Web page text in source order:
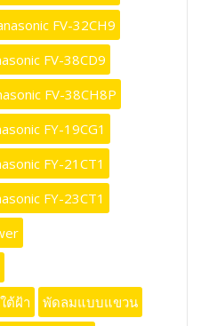
FV-32CH9
FV-38CD9
FV-38CH8P
FY-19CG1
FY-21CT1
FY-23CT1
ต้ฝ้า
พัดลมแบบแขวน